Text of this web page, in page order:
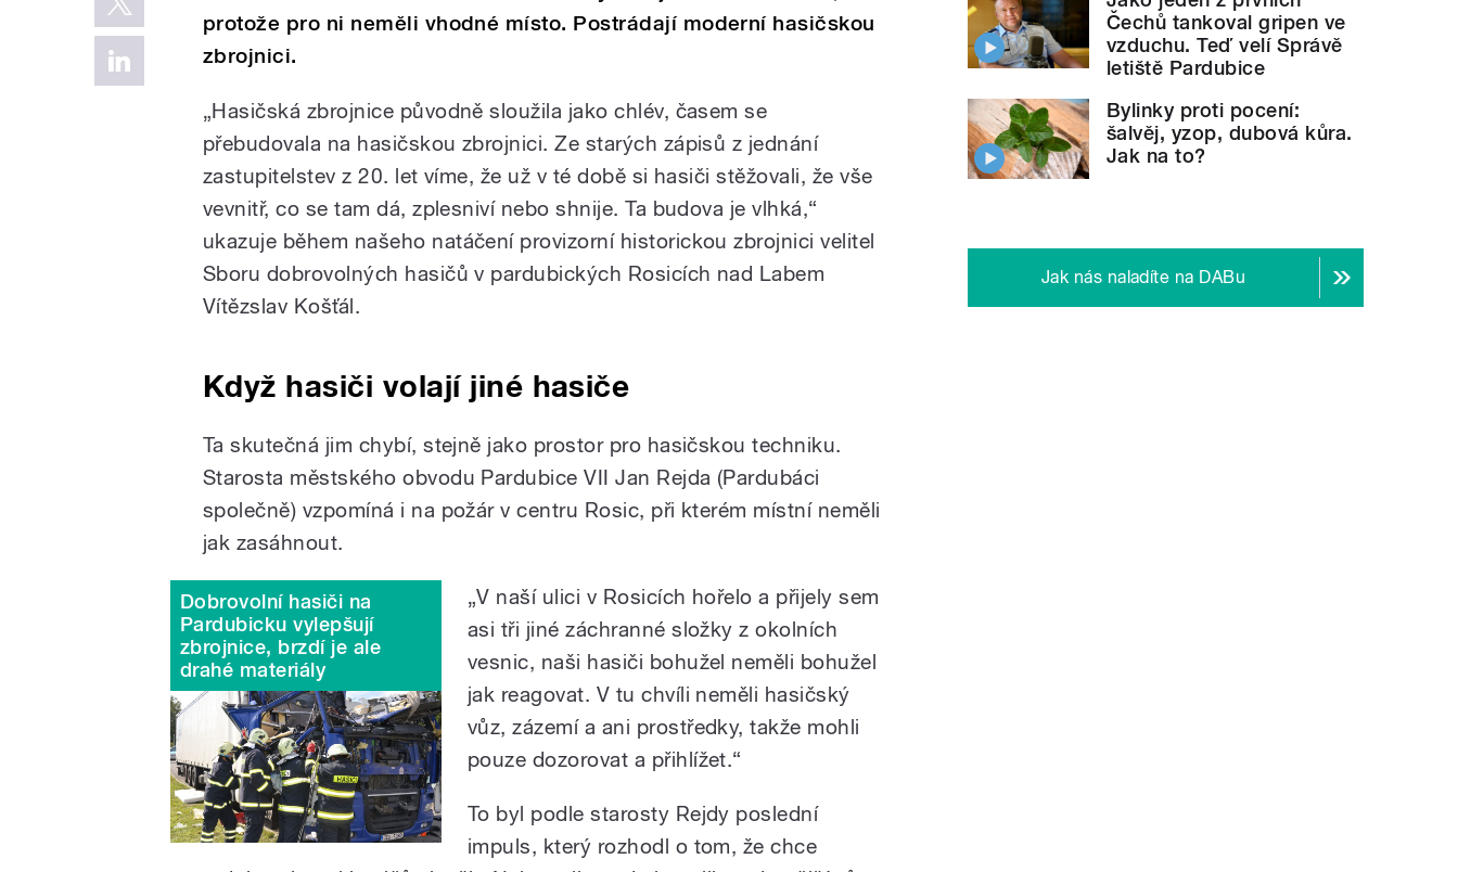
protože pro ni neměli vhodné místo. Postrádají moderní hasičskou
zbrojnici.
„Hasičská zbrojnice původně sloužila jako chlév, časem se
přebudovala na hasičskou zbrojnici. Ze starých zápisů z jednání
zastupitelstev z 20. let víme, že už v té době si hasiči stěžovali, že vše
vevnitř, co se tam dá, zplesniví nebo shnije. Ta budova je vlhká,“
ukazuje během našeho natáčení provizorní historickou zbrojnici velitel
Sboru dobrovolných hasičů v pardubických Rosicích nad Labem
Vítězslav Košťál.
Když hasiči volají jiné hasiče
Ta skutečná jim chybí, stejně jako prostor pro hasičskou techniku.
Starosta městského obvodu Pardubice VII Jan Rejda (Pardubáci
společně) vzpomíná i na požár v centru Rosic, při kterém místní neměli
jak zasáhnout.
Dobrovolní hasiči na
Pardubicku vylepšují
zbrojnice, brzdí je ale
drahé materiály
„V naší ulici v Rosicích hořelo a přijely sem
asi tři jiné záchranné složky z okolních
vesnic, naši hasiči bohužel neměli bohužel
jak reagovat. V tu chvíli neměli hasičský
vůz, zázemí a ani prostředky, takže mohli
pouze dozorovat a přihlížet.“
To byl podle starosty Rejdy poslední
impuls, který rozhodl o tom, že chce
Čechů tankoval gripen ve
vzduchu. Teď velí Správě
letiště Pardubice
Bylinky proti pocení:
šalvěj, yzop, dubová kůra.
Jak na to?
Jak nás naladíte na DABu